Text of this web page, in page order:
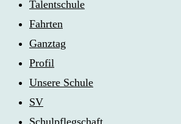
Talentschule
Fahrten
Ganztag
Profil
Unsere Schule
SV
Schulpflegschaft